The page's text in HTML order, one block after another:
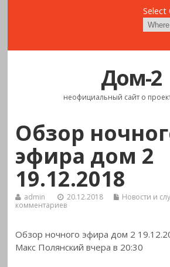
Select
Дом-2
неофициальный сайт о
Обзор
эфира дом 2
19.12.2018
admin 20.12.2018 Новости и
комментариев
Обзор ночного эфира дом 2
Макс Полянский вчера в 20:30